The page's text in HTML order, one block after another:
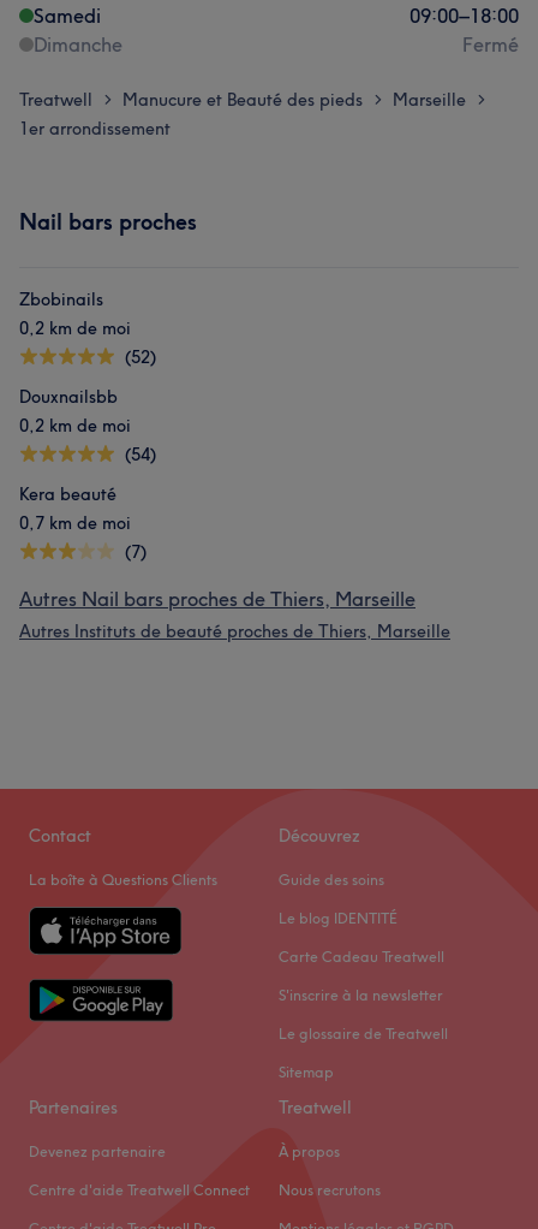
Samedi
09:00–18:00
Dimanche
Fermé
Treatwell > Manucure et Beauté des pieds > Marseille >
1er arrondissement
Nail bars proches
Zbobinails
0,2 km de moi
(52)
Douxnailsbb
0,2 km de moi
(54)
Kera beauté
0,7 km de moi
(7)
Autres Nail bars proches de Thiers, Marseille
Autres Instituts de beauté proches de Thiers, Marseille
Contact
La boîte à Questions Clients
Découvrez
Guide des soins
Le blog IDENTITÉ
Carte Cadeau Treatwell
S'inscrire à la newsletter
Le glossaire de Treatwell
Sitemap
Partenaires
Devenez partenaire
Centre d'aide Treatwell Connect
Treatwell
À propos
Nous recrutons